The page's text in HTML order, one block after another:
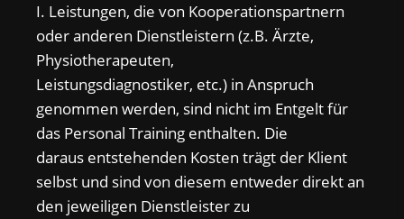
I. Leistungen, die von Kooperationspartnern
oder anderen Dienstleistern (z.B. Ärzte,
Physiotherapeuten,
Leistungsdiagnostiker, etc.) in Anspruch
genommen werden, sind nicht im Entgelt für
das Personal Training enthalten. Die
daraus entstehenden Kosten trägt der Klient
selbst und sind von diesem entweder direkt an
den jeweiligen Dienstleister zu